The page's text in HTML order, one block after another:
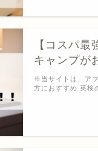
【コスパ
キャンプが
※当サイトは、ア
方におすすめ 英検